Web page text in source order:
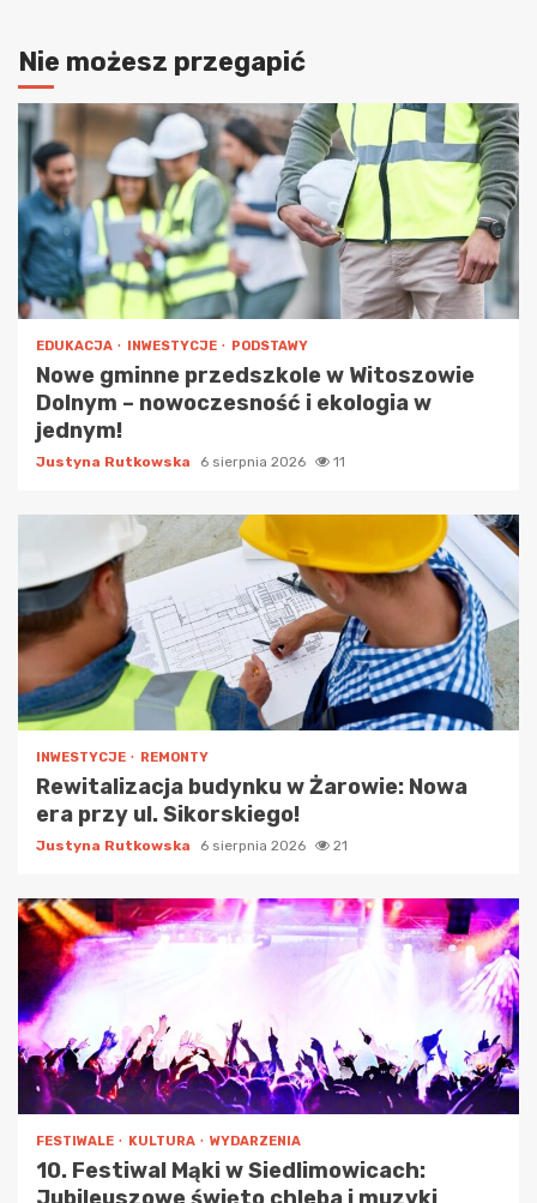
Nie możesz przegapić
EDUKACJA INWESTYCJE PODSTAWY
Nowe gminne przedszkole w Witoszowie
Dolnym – nowoczesność i ekologia w
jednym!
Justyna Rutkowska 6 sierpnia 2026 11
INWESTYCJE REMONTY
Rewitalizacja budynku w Żarowie: Nowa
era przy ul. Sikorskiego!
Justyna Rutkowska 6 sierpnia 2026 21
FESTIWALE KULTURA WYDARZENIA
10. Festiwal Mąki w Siedlimowicach:
Jubileuszowe święto chleba i muzyki